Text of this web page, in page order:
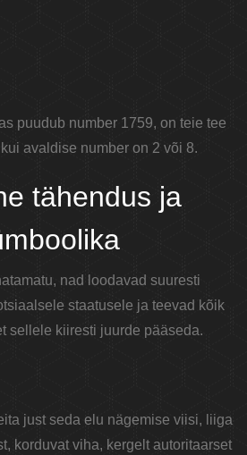
puudub number 1759, on teie tee
avaldise number on 2 või 8.
tähendus ja
nad loodavad suuresti
staatusele ja teevad kõik
sellele kiiresti juurde pääseda.
just seda elu nägemise viisi, liiga
korduvat viha, kergelt autoritaarset